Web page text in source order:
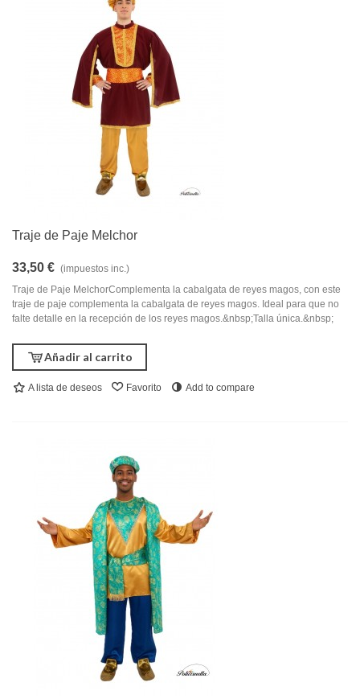
Traje de Paje Melchor
33,50 € (impuestos inc.)
Traje de Paje MelchorComplementa la cabalgata de reyes magos, con este
traje de paje complementa la cabalgata de reyes magos. Ideal para que no
falte detalle en la recepción de los reyes magos.&nbsp;Talla única.&nbsp;
Añadir al carrito
A lista de deseos Favorito Add to compare